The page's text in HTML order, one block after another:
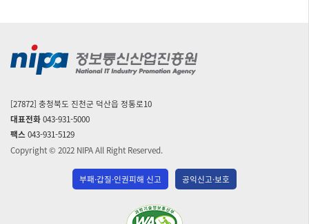
[27872] 충청북도 진천군 덕산읍 정통로10
대표전화043-931-5000
팩스043-931-5129
Copyright © 2022 NIPA All Right Reserved.
부패·갑질·인권피해 신고 공익신고·보호
(사)